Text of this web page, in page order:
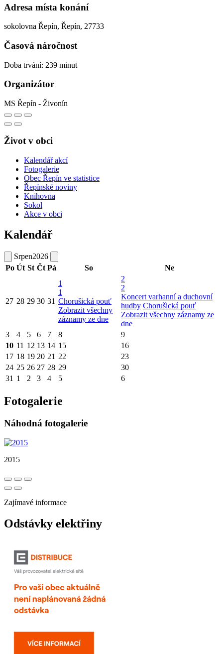
Adresa místa konání
sokolovna Řepín, Řepín, 27733
Časová náročnost
Doba trvání: 239 minut
Organizátor
MS Řepín - Živonín
Život v obci
Kalendář akcí
Fotogalerie
Obec Řepín ve statistice
Řepínské noviny
Knihovna
Sokol
Akce v obci
Kalendář
Srpen2026
Po Út St Čt Pá So Ne
27 28 29 30 31
1
1
Chorušická pouť
Zobrazit všechny
záznamy ze dne
2
2
Koncert varhanní a duchovní
hudby Chorušická pouť
Zobrazit všechny záznamy ze
dne
3
4 5 6 7 8
9
10 11 12 13 14 15
16
17 18 19 20 21 22
23
24 25 26 27 28 29
30
31 1 2 3 4 5 6
Fotogalerie
Náhodná fotogalerie
2015
Zajímavé informace
Odstávky elektřiny